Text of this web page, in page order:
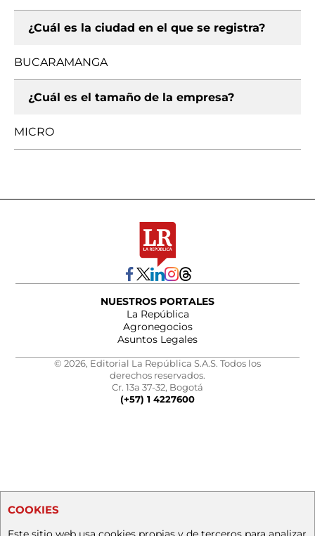
¿Cuál es la ciudad en el que se registra?
BUCARAMANGA
¿Cuál es el tamaño de la empresa?
MICRO
NUESTROS PORTALES
La República
Agronegocios
Asuntos Legales
© 2026, Editorial La República S.A.S. Todos los
derechos reservados.
Cr. 13a 37-32, Bogotá
(+57) 1 4227600
COOKIES